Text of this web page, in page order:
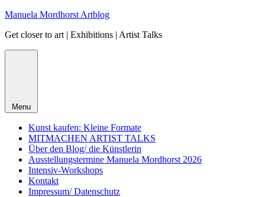
Skip
content
Manuela Mordhorst Artblog
Get closer to art | Exhibitions | Artist Talks
Menu
Kunst kaufen: Kleine Formate
MITMACHEN ARTIST TALKS
Über den Blog/ die Künstlerin
Ausstellungstermine Manuela Mordhorst 2026
Intensiv-Workshops
Kontakt
Impressum/ Datenschutz